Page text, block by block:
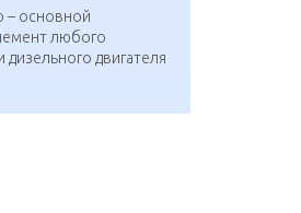
– основной
любого
двигателя